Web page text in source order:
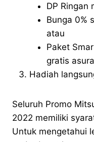
DP Ringan
Bunga 0%
atau
Paket
gratis
Hadiah
Seluruh Promo
2022 memiliki
Untuk mengetahui